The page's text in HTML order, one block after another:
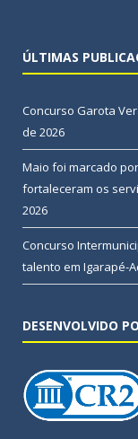
ÚLTIMAS
Concurso Garota
de 2026
Maio foi marcado
fortaleceram os
2026
Concurso
talento em Igarapé-
DESENVOLVIDO